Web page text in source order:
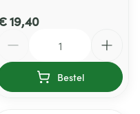
19,40
Bestel